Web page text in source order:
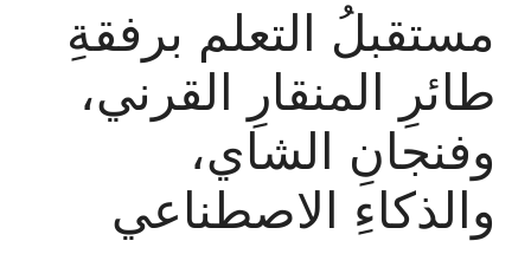
مستقبلُ التعلم برفقةِ
طائرِ المنقارِ القرني،
وفنجانِ الشاي،
والذكاءِ الاصطناعي